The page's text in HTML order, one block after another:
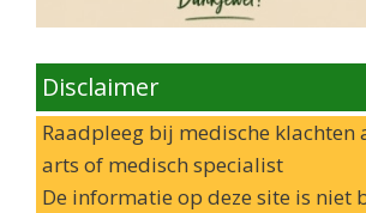
Disclaimer
Raadpleeg bij medische klachten
arts of medisch specialist
De informatie op deze site is niet